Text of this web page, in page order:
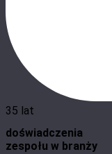
35 lat
doświadczenia
zespołu w branży